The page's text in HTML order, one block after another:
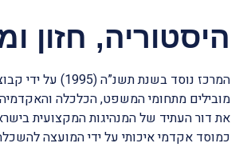
היסטוריה, חזון
המרכז נוסד בשנת תשנ”ה
מובילים מתחומי המשפט, הכלכלה
את דור העתיד של המנהיגות המקצועית
כמוסד אקדמי איכותי על ידי המועצה